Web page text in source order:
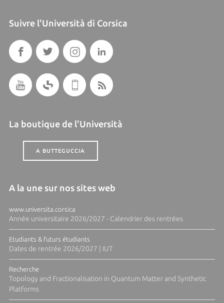
Suivre l'Università di Corsica
La boutique de l'Università
A BUTTEGUCCIA
A la une sur nos sites web
www.universita.corsica
Année universitaire 2026/2027 - Calendrier des rentrées
Etudiants & futurs étudiants
Dates de rentrée 2026/2027 | IUT
Recherche
Topology and Fractionalisation in Quantum Matter and Synthetic
Platforms